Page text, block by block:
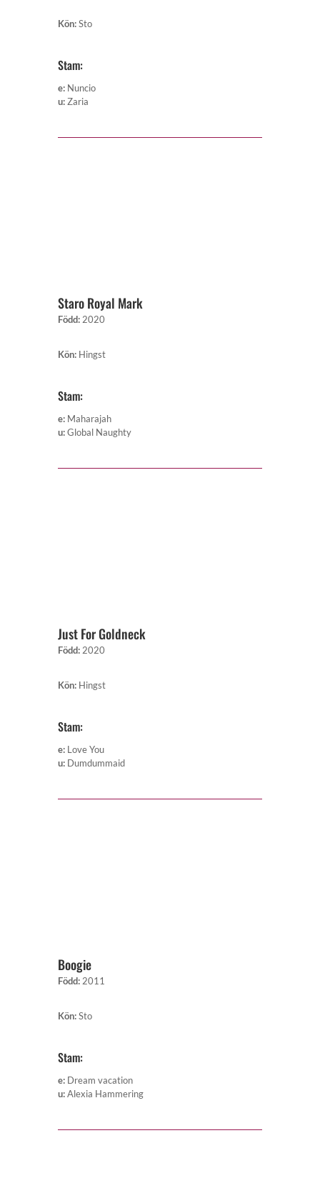
Kön:Sto
Stam:
e: Nuncio
u:Zaria
Staro Royal Mark
Född: 2020
Kön: Hingst
Stam:
e: Maharajah
u:Global Naughty
Just For Goldneck
Född: 2020
Kön: Hingst
Stam:
e: Love You
u: Dumdummaid
Boogie
Född: 2011
Kön:Sto
Stam:
e: Dream vacation
u:Alexia Hammering